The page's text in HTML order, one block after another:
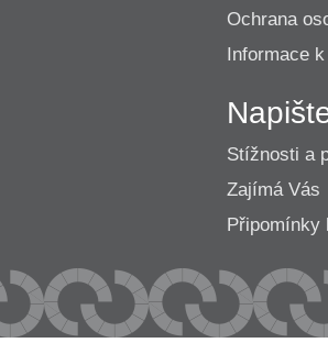
Ochrana
Informace
Stížnosti a
Zajímá Vás
Připomínky